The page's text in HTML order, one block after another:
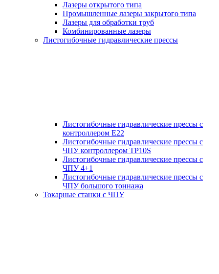
Лазеры открытого типа
Промышленные лазеры закрытого типа
Лазеры для обработки труб
Комбинированные лазеры
Листогибочные гидравлические прессы
Листогибочные гидравлические прессы с
контроллером E22
Листогибочные гидравлические прессы с
ЧПУ контроллером TP10S
Листогибочные гидравлические прессы с
ЧПУ 4+1
Листогибочные гидравлические прессы с
ЧПУ большого тоннажа
Токарные станки с ЧПУ